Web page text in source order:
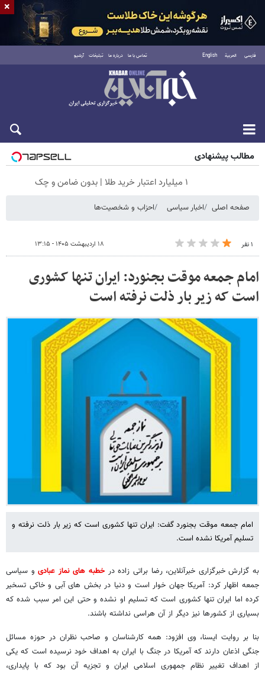
فارسی العربية English تماس با ما درباره ما تبلیغات آرشیو
شنبه ۱۷ مرداد ۱۴۰۵
مطالب پیشنهادی
۱ میلیارد اعتبار خرید طلا | بدون ضامن و چک
صفحه اصلی اخبار سیاسی احزاب و شخصیت‌ها
۱ نفر ۱۸ اردیبهشت ۱۴۰۵ - ۱۳:۱۵
امام جمعه موقت بجنورد: ایران تنها کشوری
است که زیر بار ذلت نرفته است
امام جمعه موقت بجنورد گفت: ایران تنها کشوری است که زیر بار ذلت نرفته و
تسلیم آمریکا نشده است.
به گزارش خبرگزاری خبرآنلاین، رضا براتی زاده درخطبه های نماز عبادیو سیاسی
جمعه اظهار کرد: آمریکا جهان خوار است و دنیا در بخش های آبی و خاکی تسخیر
کرده اما ایران تنها کشوری است که تسلیم او نشده و حتی این امر سبب شده که
بسیاری از کشورها نیز دیگر از آن هراسی نداشته باشند.
بنا بر روایت ایسنا، وی افزود: همه کارشناسان و صاحب نظران در حوزه مسائل
جنگی اذعان دارند که آمریکا در جنگ با ایران به اهداف خود نرسیده است که یکی
از اهداف تغییر نظام جمهوری اسلامی ایران و تجزیه آن بود که با پایداری،
×